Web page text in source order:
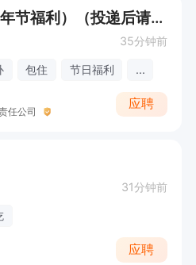
汽配业务员（社保+年节福利）（投递后请直接电话联系）
35分钟前
包住 节日福利 ...
任公司
应聘
31分钟前
应聘